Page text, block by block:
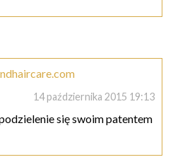
14 października 2015 19:13
się swoim patentem